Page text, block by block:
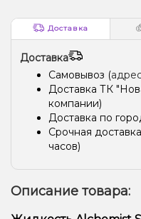
Доставка
Доставка
Самовывоз (
Доставка ТК
компании)
Доставка по
Срочная
часов)
Описание товара: